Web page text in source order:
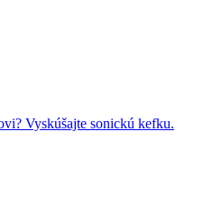
Vyskúšajte sonickú kefku.